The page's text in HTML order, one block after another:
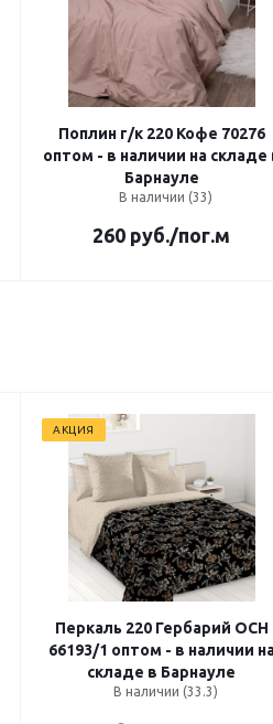
Поплин г/к 220 Кофе 70276
оптом - в наличии на складе
Барнауле
В наличии (33)
260 руб./пог.м
АКЦИЯ
Перкаль 220 Гербарий ОСН
66193/1 оптом - в наличии
складе в Барнауле
В наличии (33.3)